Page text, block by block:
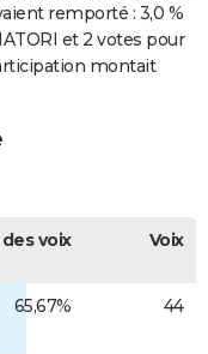
remporté : 3,0 %
et 2 votes pour
montait
des voix Voix
65,67% 44